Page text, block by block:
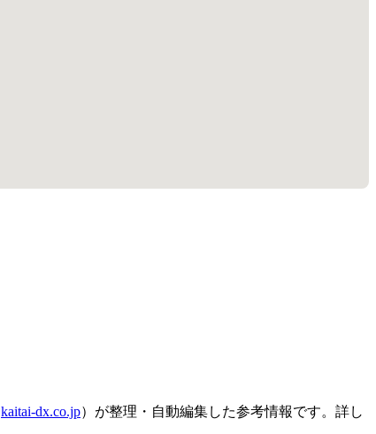
kaitai-dx.co.jp）が整理・自動編集した参考情報です。詳し